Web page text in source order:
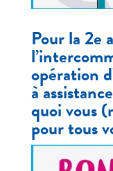
Pour la 2e
opération
à
quoi vous
pour tous